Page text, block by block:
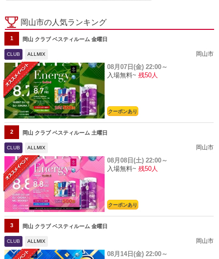
岡山市の人気ランキング
1 岡山 クラブ ベスティルーム 金曜日
CLUB ALLMIX 岡山市
08月07日(金) 22:00～
入場無料~ 残50人
クーポンあり
2 岡山 クラブ ベスティルーム 土曜日
CLUB ALLMIX 岡山市
08月08日(土) 22:00～
入場無料~ 残50人
クーポンあり
3 岡山 クラブ ベスティルーム 金曜日
CLUB ALLMIX 岡山市
08月14日(金) 22:00～